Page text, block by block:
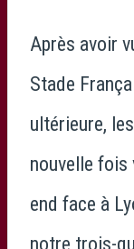
Après avoir
Stade
ultérieure,
nouvelle fois
end face à
notre trois-